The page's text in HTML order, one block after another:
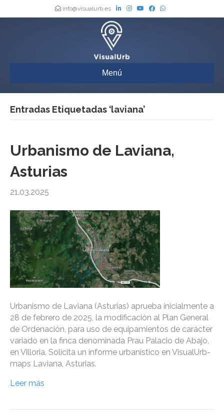
info@visualurb.es
Menú
Entradas Etiquetadas ‘laviana’
Urbanismo de Laviana,
Asturias
21.03.2025
Urbanismo de Laviana (Asturias) aprueba inicialmente a
28 de febrero de 2025, la modificación al Plan General
de Ordenación, para uso de equipamientos de carácter
variado en la finca denominada Prau Palacio de Abajo,
en Villoria. Solicita un informe urbanístico en VisualUrb-
maps Laviana, Asturias.
Leer más